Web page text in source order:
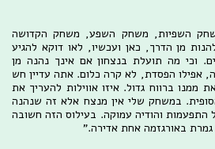
השפיות, משחק השפע, משחק הקדושה
מן הדרך, כאן ועכשיו, לאו דוקא להגיע
וכי מה תועלת בנצחון אם אינך נהנה מן
הפסדת, לא קרה כלום. אתה עדיין חש
ממנו ברווח גדול. איזו אווילות להעריך את
במשחק שלי אין מנצח אלא זה שנהנה
התפעמות והודיה עמוקה. בעילוס הזה חשובה
באורגזמה אחת אדירה."